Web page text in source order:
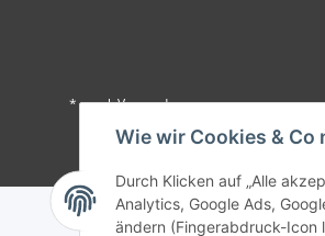
* , zzgl.Versand
Wie wir Cookies & Co
Durch Klicken auf „Alle
Analytics, Google Ads,
ändern (Fingerabdruck-Icon